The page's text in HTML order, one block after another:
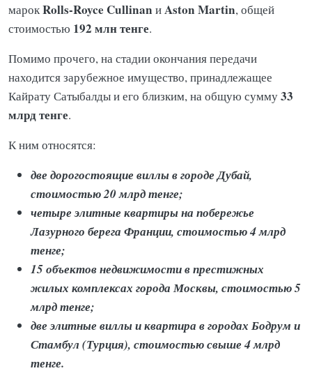
марокRolls-Royce Cullinan иAston Martin, общей
стоимостью 192 млн тенге.
Помимо прочего, на стадии окончания передачи
находится зарубежное имущество, принадлежащее
Кайрату Сатыбалды и его близким, на общую сумму33
млрд тенге.
К ним относятся:
две дорогостоящие виллы в городе Дубай,
стоимостью 20 млрд тенге;
четыре элитные квартиры на побережье
Лазурного берега Франции, стоимостью 4 млрд
тенге;
15 объектов недвижимости в престижных
жилых комплексах города Москвы, стоимостью 5
млрд тенге;
две элитные виллы и квартира в городах Бодрум и
Стамбул (Турция), стоимостью свыше 4 млрд
тенге.